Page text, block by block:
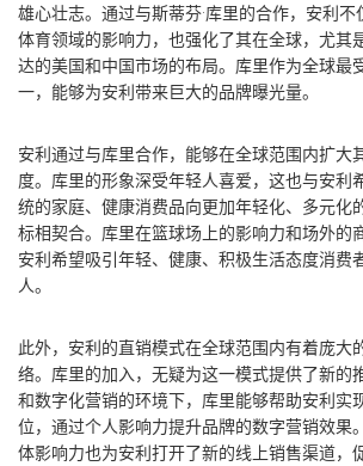
雄心壮志。通过与斯蒂芬·库里的合作，安利
体育领域的影响力，也强化了其在全球，尤其
达的美国和中国市场的布局。库里作为全球最
一，能够为安利带来巨大的品牌曝光量。
安利通过与库里合作，能够在全球范围内扩大
度。库里的形象深受年轻人喜爱，这也与安利
统的家庭、健康消费品向更加年轻化、多元化
标相契合。库里在篮球场上的影响力和场外的
安利希望吸引年轻、健康、积极生活态度消费
人。
此外，安利的直销模式在全球范围内有着庞大
络。库里的加入，无疑为这一模式提供了新的
和数字化营销的环境下，库里能够帮助安利实
位，通过个人影响力提升品牌的数字营销效果
体影响力也为安利打开了新的线上销售渠道，